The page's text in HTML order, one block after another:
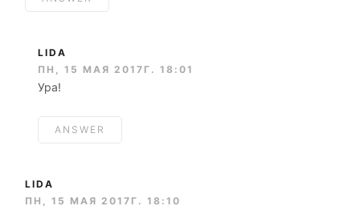
LIDA
ПН, 15 МАЯ 2017Г. 18:01
Ура!
ANSWER
LIDA
ПН, 15 МАЯ 2017Г. 18:10